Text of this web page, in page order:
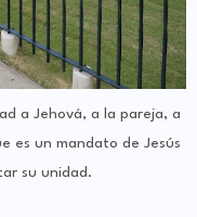
a Jehová, a la pareja, a
es un mandato de Jesús
su unidad.